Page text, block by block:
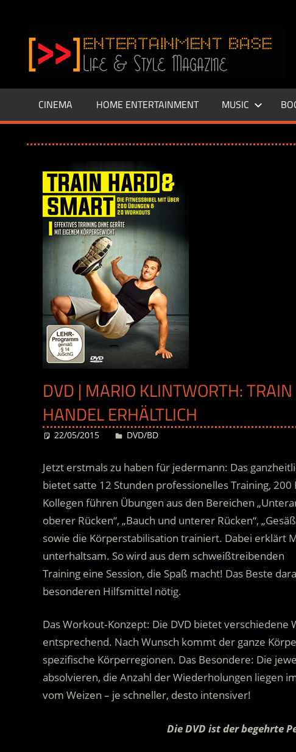
springenBase.de
CINEMA HOME ENTERTAINMENT MUSIC
DVD | MARIO KLINTWORTH:
HANDEL ERHÄLTLICH
22/05/2015 Desiree
DVD/BD
Jetzt erstmals zu haben für jedermann: Das
bietet satte 12 Stunden professionelles Training,
Kollegen führen Übungen aus den Bereichen
oberer Rücken“, „Bauch und unterer Rücken“,
sowie die Körperstabilisation trainiert. Dabei erklärt
unterhaltsam. So wird aus dem schweißtreibenden
Training eine Session, die Spaß macht! Das Beste
besonderen Hilfsmittel nötig.
Das Workout‐Konzept: Die DVD bietet
entsprechend. Nach Wunsch kommt der ganze
spezifische Körperregionen. Das Besondere: Die
absolvieren, die Anzahl der Wiederholungen liegen
vom Weizen – je schneller, desto intensiver!
Die DVD ist der begehrte